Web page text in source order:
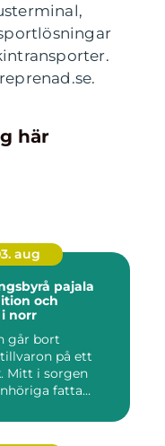
här
aug
pajala
och
norr
går bort
på ett
Mitt i sorgen
fatta